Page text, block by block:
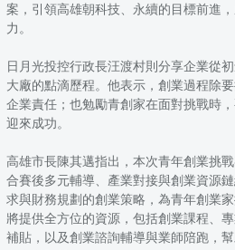
案，引領高雄朝科技、永續的目標前進
力。
日月光投控行政長汪渡村則分享企業從
大廠的點滴歷程。他表示，創業過程除
企業責任；也勉勵青創家在面對挑戰時
迎來成功。
高雄市長陳其邁指出，本次青年創業挑
合賽後多元輔導、產業對接與創業資源
求與財務規劃的創業策略，為青年創業
將提供全方位的資源，包括創業課程、
補貼，以及創業諮詢輔導與業師陪跑，